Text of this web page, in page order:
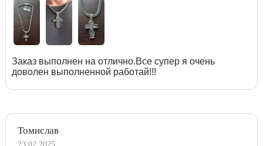
Заказ выполнен на отлично.Все супер я очень
доволен выполненной работай!!!
Томислав